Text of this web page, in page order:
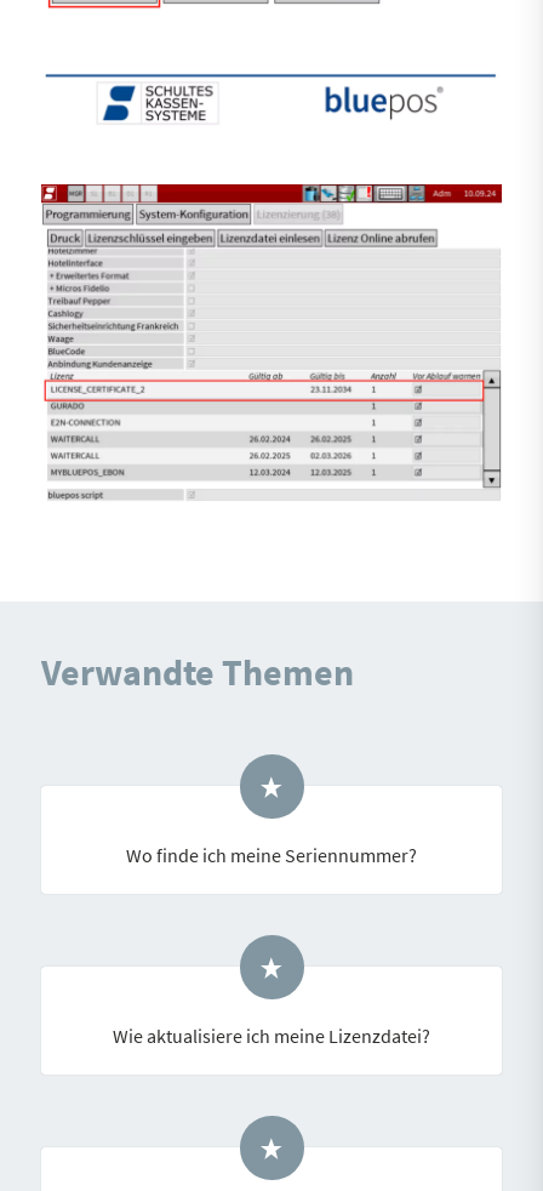
Verwandte Themen
Wo finde ich meine Seriennummer?
Wie aktualisiere ich meine Lizenzdatei?